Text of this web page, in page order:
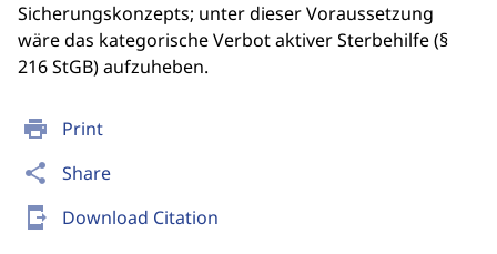
print Print
share Share
send_to_mobile Download Citation
Sicherungskonzepts; unter dieser Voraussetzung
wäre das kategorische Verbot aktiver Sterbehilfe (§
216 StGB) aufzuheben.